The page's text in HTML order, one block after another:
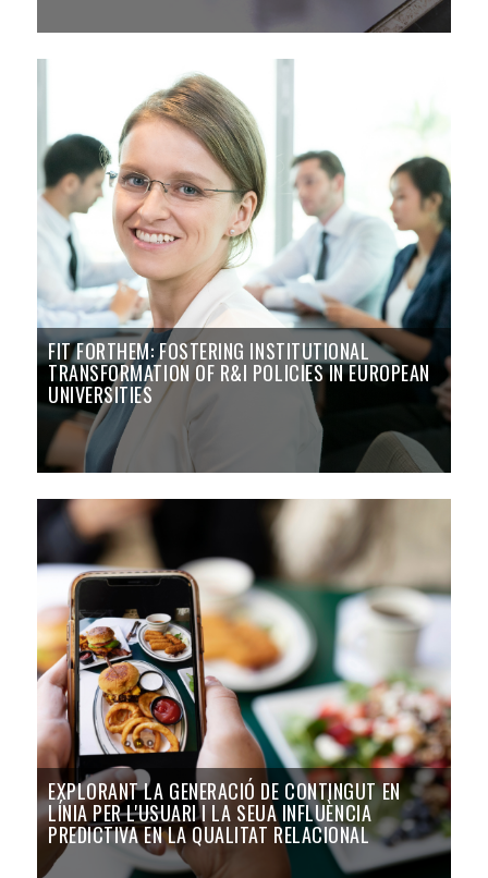
FIT FORTHEM: FOSTERING INSTITUTIONAL
TRANSFORMATION OF R&I POLICIES IN EUROPEAN
UNIVERSITIES
EXPLORANT LA GENERACIÓ DE CONTINGUT EN
LÍNIA PER L'USUARI I LA SEUA INFLUÈNCIA
PREDICTIVA EN LA QUALITAT RELACIONAL